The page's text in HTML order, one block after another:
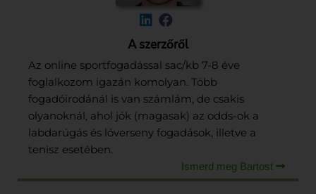
A szerzőről
Az online sportfogadással sac/kb 7-8 éve
foglalkozom igazán komolyan. Több
fogadóirodánál is van számlám, de csakis
olyanoknál, ahol jók (magasak) az odds-ok a
labdarúgás és lóverseny fogadások, illetve a
tenisz esetében.
Ismerd meg Bartost